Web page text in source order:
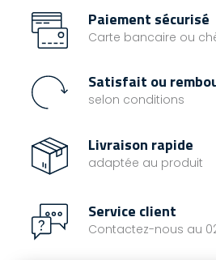
Paiement sécurisé
Carte bancaire ou
Satisfait ou
selon conditions
Livraison rapide
adaptée au produit
Service client
Contactez-nous au